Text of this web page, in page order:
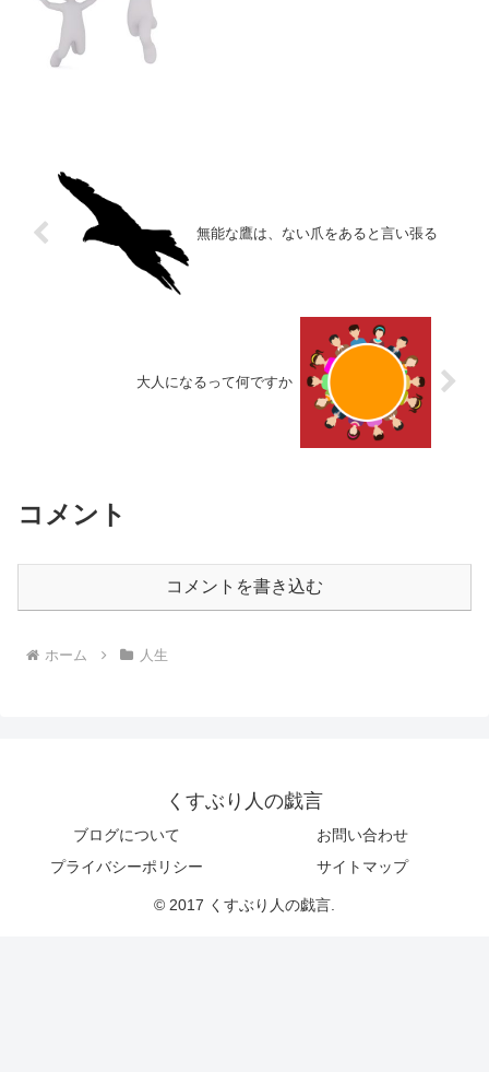
無能な鷹は、ない爪をあると言い張る
大人になるって何ですか
コメント
コメントを書き込む
ホーム 人生
くすぶり人の戯言
ブログについて
お問い合わせ
プライバシーポリシー
サイトマップ
© 2017 くすぶり人の戯言.